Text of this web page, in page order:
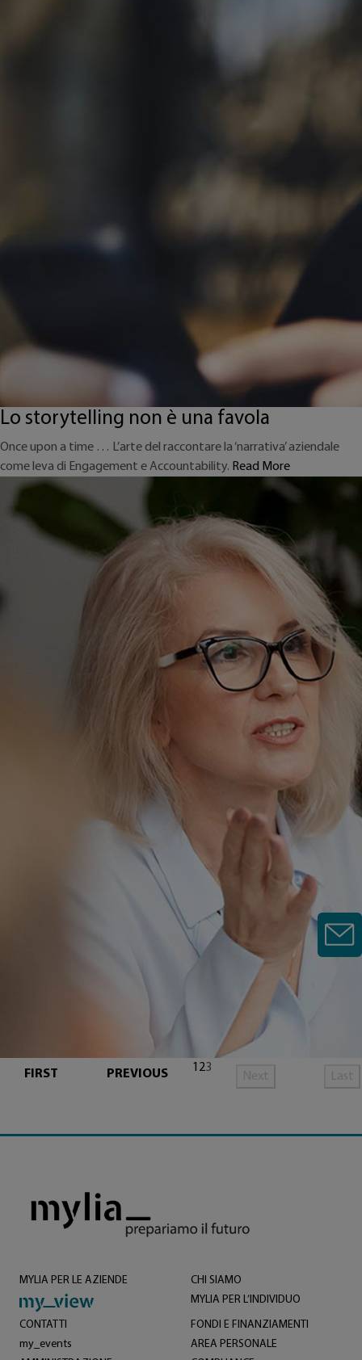
Lo storytelling non è una favola
Once upon a time … L’arte del raccontare la ‘narrativa’ aziendale
come leva di Engagement e Accountability. Read More
FIRST PREVIOUS 1 23
MYLIA PER LE AZIENDE
CHI SIAMO
MYLIA PER L’INDIVIDUO
CONTATTI
FONDI E FINANZIAMENTI
my_events
AREA PERSONALE